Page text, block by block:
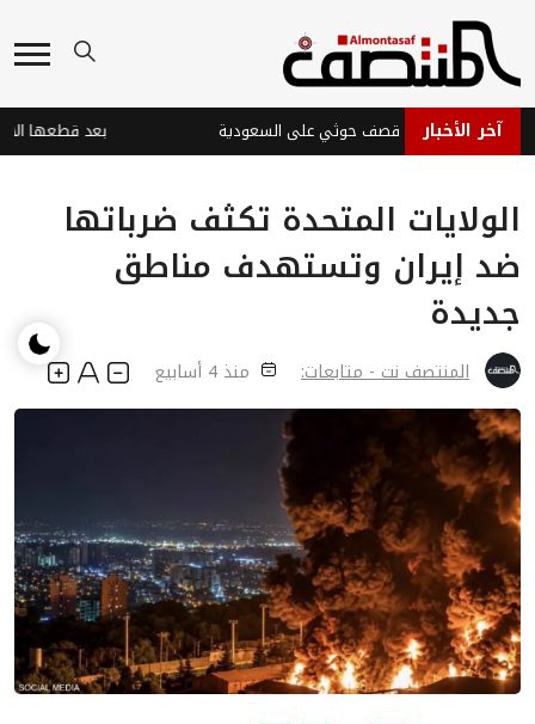
آخر الأخبار
في نجران جراء قصف حوثي على السعودية
الولايات المتحدة تكثف ضرباتها
ضد إيران وتستهدف مناطق
جديدة
المنتصف نت - متابعات: منذ 4 أسابيع